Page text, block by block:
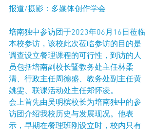
报道/摄影：多媒体创作学会
培南独中参访团于2023年06月16日莅临
本校参访，该校此次莅临参访的目的是
调查设立餐理课程的可行性，到访的人
员包括培南副校长暨教务处主任林柔
清、行政主任周德盛、教务处副主任黄
姚雯、联课活动处主任郑怀凌。
会上首先由吴明槟校长为培南独中的参
访团介绍我校历史与发展现况。他表
示，早期在餐理班刚设立时，校内只有